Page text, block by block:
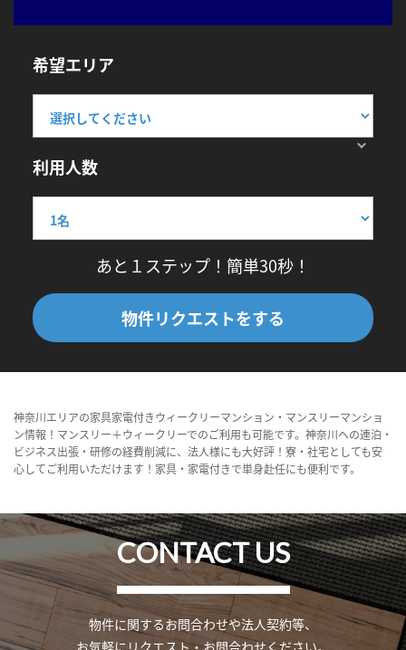
希望エリア
利用人数
あと１ステップ！簡単30秒！
物件リクエストをする
神奈川エリアの家具家電付きウィークリーマンション・マンスリーマンショ
ン情報！マンスリー＋ウィークリーでのご利用も可能です。神奈川への連泊・
ビジネス出張・研修の経費削減に、法人様にも大好評！寮・社宅としても安
心してご利用いただけます！家具・家電付きで単身赴任にも便利です。
CONTACT US
物件に関するお問合わせや法人契約等、